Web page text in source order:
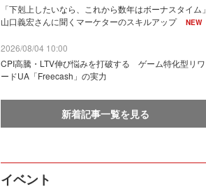
「下剋上したいなら、これから数年はボーナスタイム」
山口義宏さんに聞くマーケターのスキルアップ
NEW
2026/08/04 10:00
CPI高騰・LTV伸び悩みを打破する ゲーム特化型リワ
ードUA「Freecash」の実力
新着記事一覧を見る
イベント